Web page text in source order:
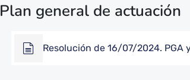
Plan general de actuación
Resolución de 16/07/2024. PGA